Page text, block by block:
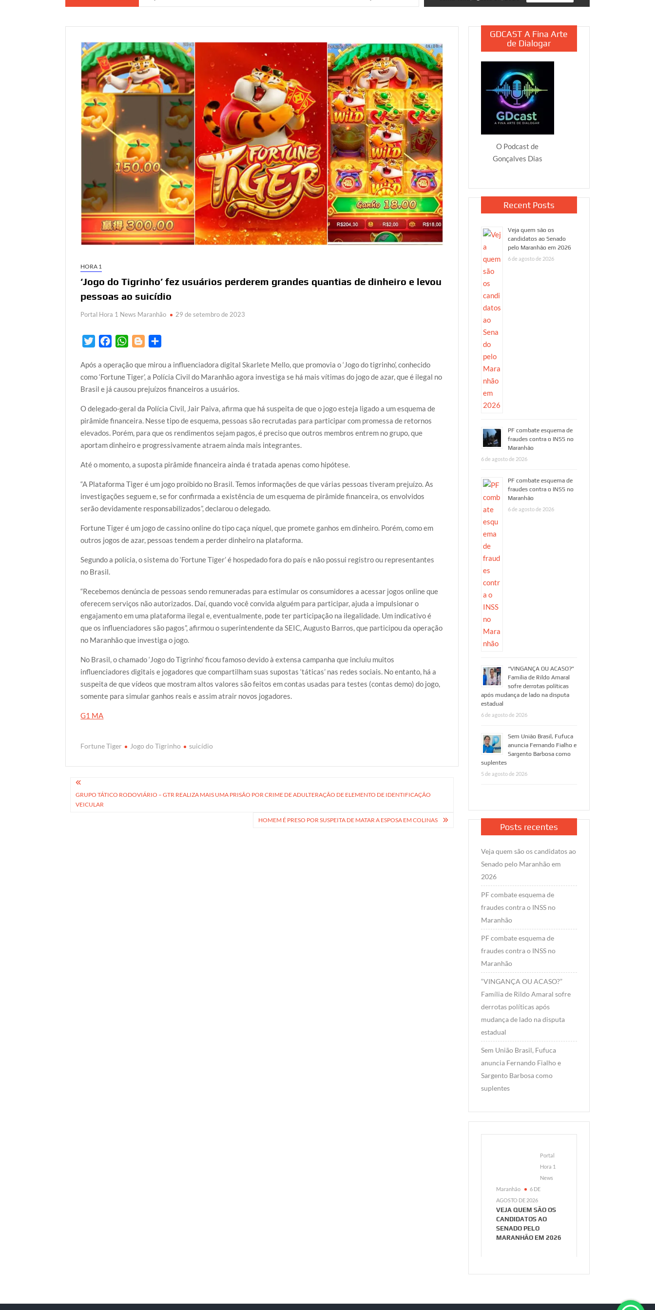
HORA 1
‘Jogo do Tigrinho’ fez usuários perderem grandes quantias de dinheiro e levou
pessoas ao suicídio
Portal Hora 1 News Maranhão 29 de setembro de 2023
i
t
t
e
c
e
b
o
o
k
W
a
t
s
p
o
g
g
e
r
a
r
e
Após a operação que mirou a influenciadora digital Skarlete Mello, que promovia o ‘Jogo do tigrinho’, conhecido
como ‘Fortune Tiger’, a Polícia Civil do Maranhão agora investiga se há mais vítimas do jogo de azar, que é ilegal no
Brasil e já causou prejuízos financeiros a usuários.
O delegado-geral da Polícia Civil, Jair Paiva, afirma que há suspeita de que o jogo esteja ligado a um esquema de
pirâmide financeira. Nesse tipo de esquema, pessoas são recrutadas para participar com promessa de retornos
elevados. Porém, para que os rendimentos sejam pagos, é preciso que outros membros entrem no grupo, que
aportam dinheiro e progressivamente atraem ainda mais integrantes.
Até o momento, a suposta pirâmide financeira ainda é tratada apenas como hipótese.
“A Plataforma Tiger é um jogo proibido no Brasil. Temos informações de que várias pessoas tiveram prejuízo. As
investigações seguem e, se for confirmada a existência de um esquema de pirâmide financeira, os envolvidos
serão devidamente responsabilizados”, declarou o delegado.
Fortune Tiger é um jogo de cassino online do tipo caça níquel, que promete ganhos em dinheiro. Porém, como em
outros jogos de azar, pessoas tendem a perder dinheiro na plataforma.
Segundo a polícia, o sistema do ‘Fortune Tiger’ é hospedado fora do país e não possui registro ou representantes
no Brasil.
“Recebemos denúncia de pessoas sendo remuneradas para estimular os consumidores a acessar jogos online que
oferecem serviços não autorizados. Daí, quando você convida alguém para participar, ajuda a impulsionar o
engajamento em uma plataforma ilegal e, eventualmente, pode ter participação na ilegalidade. Um indicativo é
que os influenciadores são pagos”, afirmou o superintendente da SEIC, Augusto Barros, que participou da operação
no Maranhão que investiga o jogo.
No Brasil, o chamado ‘Jogo do Tigrinho’ ficou famoso devido à extensa campanha que incluiu muitos
influenciadores digitais e jogadores que compartilham suas supostas ‘táticas’ nas redes sociais. No entanto, há a
suspeita de que vídeos que mostram altos valores são feitos em contas usadas para testes (contas demo) do jogo,
somente para simular ganhos reais e assim atrair novos jogadores.
G1 MA
Fortune Tiger Jogo do Tigrinho suicídio
Navegação
de
GRUPO TÁTICO RODOVIÁRIO – GTR REALIZA MAIS UMA PRISÃO POR CRIME DE ADULTERAÇÃO DE ELEMENTO DE IDENTIFICAÇÃO
VEICULAR
HOMEM É PRESO POR SUSPEITA DE MATAR A ESPOSA EM COLINAS
GDCAST A Fina Arte
de Dialogar
O Podcast de
Gonçalves Dias
Recent Posts
Veja quem são os
candidatos ao Senado
pelo Maranhão em 2026
6 de agosto de 2026
PF combate esquema de
fraudes contra o INSS no
Maranhão
6 de agosto de 2026
PF combate esquema de
fraudes contra o INSS no
Maranhão
6 de agosto de 2026
“VINGANÇA OU ACASO?”
Família de Rildo Amaral
sofre derrotas políticas
após mudança de lado na disputa
estadual
6 de agosto de 2026
Sem União Brasil, Fufuca
anuncia Fernando Fialho e
Sargento Barbosa como
suplentes
5 de agosto de 2026
Posts recentes
Veja quem são os candidatos ao
Senado pelo Maranhão em
2026
PF combate esquema de
fraudes contra o INSS no
Maranhão
PF combate esquema de
fraudes contra o INSS no
Maranhão
“VINGANÇA OU ACASO?”
Família de Rildo Amaral sofre
derrotas políticas após
mudança de lado na disputa
estadual
Sem União Brasil, Fufuca
anuncia Fernando Fialho e
Sargento Barbosa como
suplentes
Portal
Hora 1
News
Maranhão
6 DE
AGOSTO DE 2026
VEJA QUEM SÃO OS
CANDIDATOS AO
SENADO PELO
MARANHÃO EM 2026